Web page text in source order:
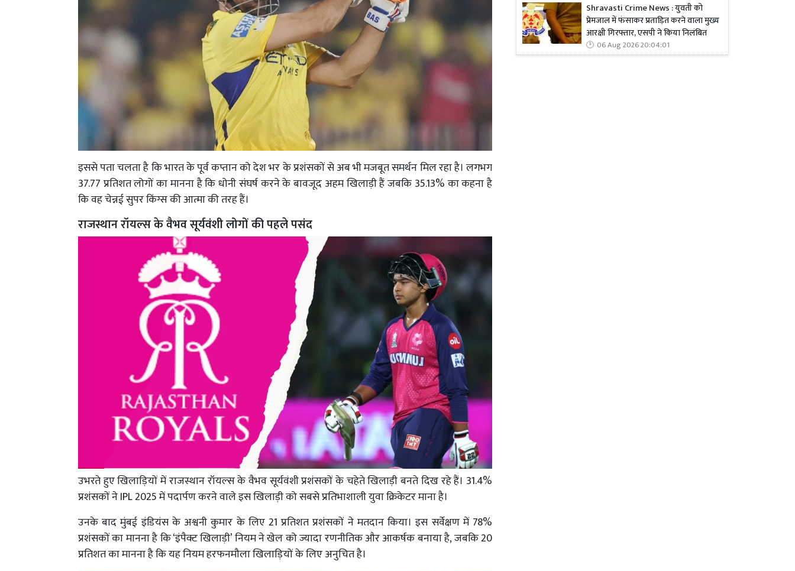
इससे पता चलता है कि भारत के पूर्व कप्तान को देश भर के प्रशंसकों से अब भी मजबूत समर्थन मिल रहा है। लगभग
37.77 प्रतिशत लोगों का मानना है कि धोनी संघर्ष करने के बावजूद अहम खिलाड़ी हैं जबकि 35.13% का कहना है
कि वह चेन्नई सुपर किंग्स की आत्मा की तरह हैं।
राजस्थान रॉयल्स के वैभव सूर्यवंशी लोगों की पहले पसंद
उभरते हुए खिलाड़ियों में राजस्थान रॉयल्स के वैभव सूर्यवंशी प्रशंसकों के चहेते खिलाड़ी बनते दिख रहे हैं। 31.4%
प्रशंसकों ने IPL 2025 में पदार्पण करने वाले इस खिलाड़ी को सबसे प्रतिभाशाली युवा क्रिकेटर माना है।
उनके बाद मुंबई इंडियंस के अश्वनी कुमार के लिए 21 प्रतिशत प्रशंसकों ने मतदान किया। इस सर्वेक्षण में 78%
प्रशंसकों का मानना है कि ‘इंपैक्ट खिलाड़ी’ नियम ने खेल को ज्यादा रणनीतिक और आकर्षक बनाया है, जबकि 20
प्रतिशत का मानना है कि यह नियम हरफनमौला खिलाड़ियों के लिए अनुचित है।
Shravasti Crime News : युवती को
प्रेमजाल में फंसाकर प्रताड़ित करने वाला मुख्य
आरक्षी गिरफ्तार, एसपी ने किया निलंबित
06 Aug 2026 20:04:01